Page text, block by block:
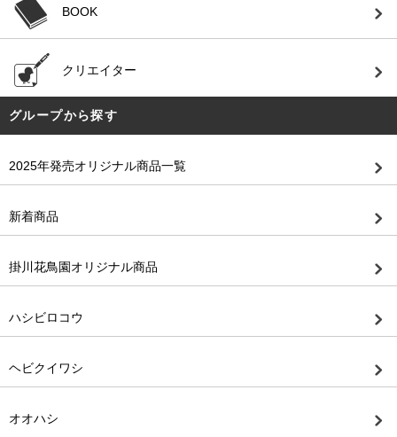
BOOK
クリエイター
グループから探す
2025年発売オリジナル商品一覧
新着商品
掛川花鳥園オリジナル商品
ハシビロコウ
ヘビクイワシ
オオハシ